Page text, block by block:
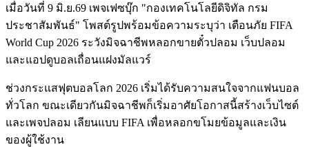
เมื่อวันที่ 9 มิ.ย.69 เพจเฟซบุ๊ก "กองเทคโนโลยีดิจิทัล กรม
ประชาสัมพันธ์" โพสต์รูปพร้อมข้อความระบุว่า เตือนภัย FIFA
World Cup 2026 ระวังมิจฉาชีพหลอกขายตั๋วปลอม เว็บปลอม
และแอปดูบอลเถื่อนแฝงมัลแวร์
ช่วงกระแสฟุตบอลโลก 2026 เริ่มได้รับความสนใจจากแฟนบอล
ทั่วโลก ขณะเดียวกันมิจฉาชีพก็เริ่มอาศัยโอกาสนี้สร้างเว็บไซต์
และเพจปลอม เลียนแบบ FIFA เพื่อหลอกขโมยข้อมูลและเงิน
ของผู้ใช้งาน